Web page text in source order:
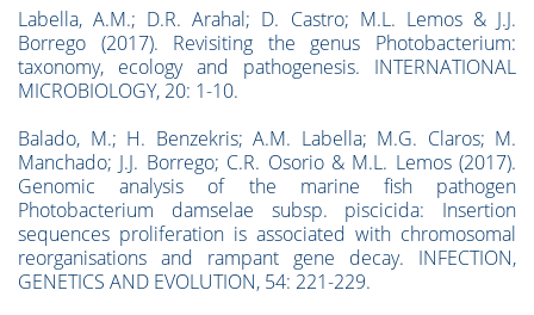
Labella, A.M.; D.R. Arahal; D. Castro; M.L. Lemos & J.J.
Borrego (2017). Revisiting the genus Photobacterium:
taxonomy, ecology and pathogenesis. INTERNATIONAL
MICROBIOLOGY, 20: 1-10.
Balado, M.; H. Benzekris; A.M. Labella; M.G. Claros; M.
Manchado; J.J. Borrego; C.R. Osorio & M.L. Lemos (2017).
Genomic analysis of the marine fish pathogen
Photobacterium damselae subsp. piscicida: Insertion
sequences proliferation is associated with chromosomal
reorganisations and rampant gene decay. INFECTION,
GENETICS AND EVOLUTION, 54: 221-229.